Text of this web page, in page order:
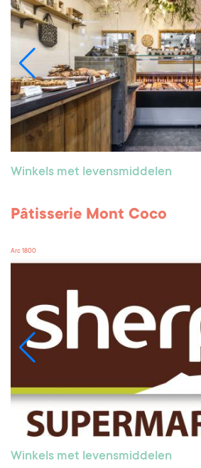
Winkels met levensmiddelen
Pâtisserie Mont Coco
Arc 1800
Winkels met levensmiddelen